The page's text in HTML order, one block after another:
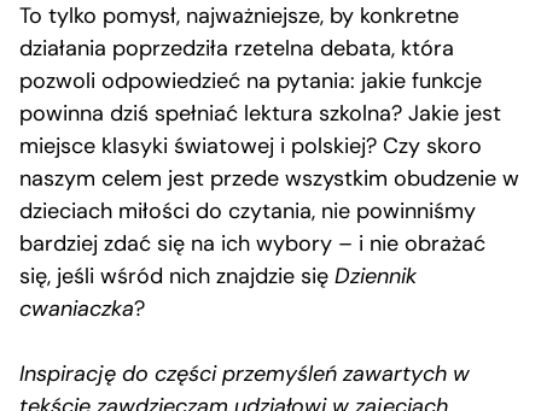
To tylko pomysł, najważniejsze, by konkretne
działania poprzedziła rzetelna debata, która
pozwoli odpowiedzieć na pytania: jakie funkcje
powinna dziś spełniać lektura szkolna? Jakie jest
miejsce klasyki światowej i polskiej? Czy skoro
naszym celem jest przede wszystkim obudzenie w
dzieciach miłości do czytania, nie powinniśmy
bardziej zdać się na ich wybory – i nie obrażać
się, jeśli wśród nich znajdzie się Dziennik
cwaniaczka?
Inspirację do części przemyśleń zawartych w